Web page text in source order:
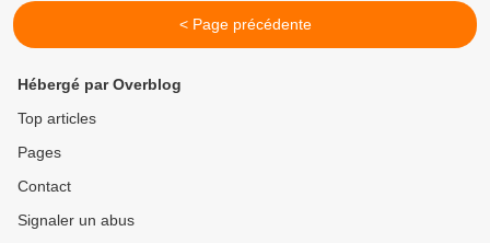
< Page précédente
Hébergé par Overblog
Top articles
Pages
Contact
Signaler un abus